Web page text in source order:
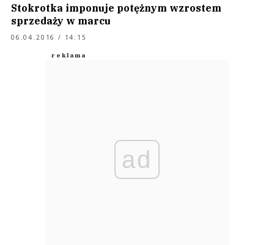
Stokrotka imponuje potężnym wzrostem
sprzedaży w marcu
06.04.2016 / 14:15
ad